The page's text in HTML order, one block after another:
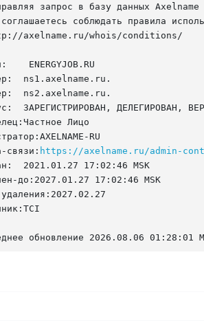
запрос в базу данных Axelname
соблюдать правила
axelname.ru/whois/conditions/
ENERGYJOB.RU
ns1.axelname.ru.
ns2.axelname.ru.
ЗАРЕГИСТРИРОВАН, ДЕЛЕГИРОВАН,
Лицо
RU
связи: https://axelname.ru/admin-
2021.01.27 17:02:46 MSK
до:2027.01.27 17:02:46 MSK
обновление 2026.08.06 01:28:01